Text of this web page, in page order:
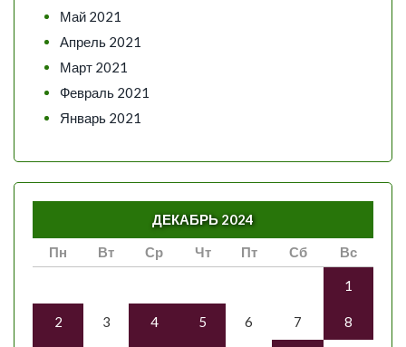
Май 2021
Апрель 2021
Март 2021
Февраль 2021
Январь 2021
ДЕКАБРЬ 2024
Пн
Вт Ср Чт Пт Сб Вс
1
2 3 4 5 6 7 8